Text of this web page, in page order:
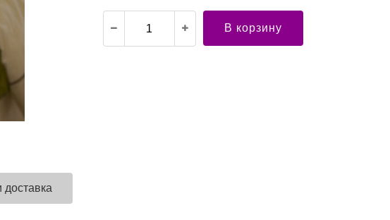
В корзину